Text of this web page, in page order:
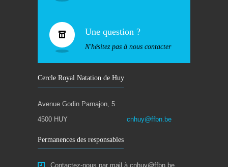
Une question ?
N'hésitez pas à nous contacter
Cercle Royal Natation de Huy
Avenue Godin Parnajon, 5
4500 HUY
cnhuy@ffbn.be
Permanences des responsables
Contactez-nous par mail à cnhuy@ffbn.be